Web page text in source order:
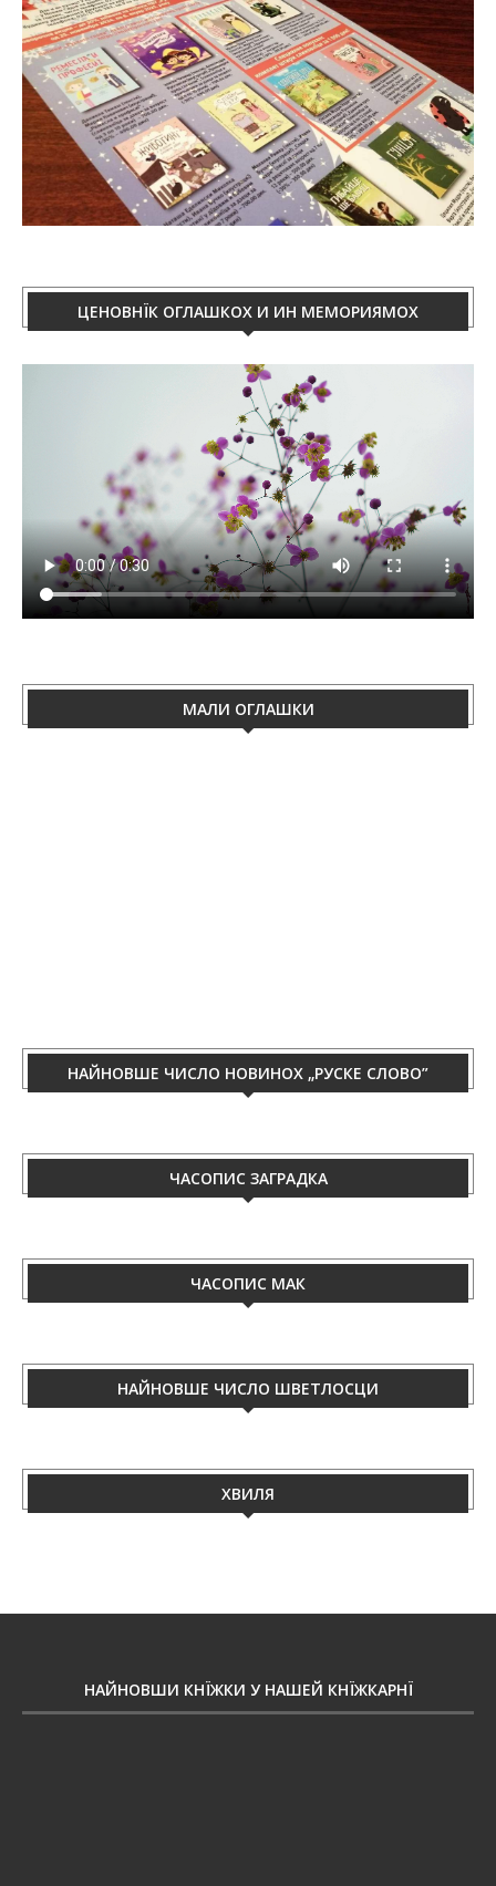
ЦЕНОВНЇК ОГЛАШКОХ И ИН МЕМОРИЯМОХ
МАЛИ ОГЛАШКИ
НАЙНОВШЕ ЧИСЛО НОВИНОХ „РУСКЕ СЛОВО”
ЧАСОПИС ЗАГРАДКА
ЧАСОПИС МАК
НАЙНОВШЕ ЧИСЛО ШВЕТЛОСЦИ
ХВИЛЯ
НАЙНОВШИ КНЇЖКИ У НАШЕЙ КНЇЖКАРНЇ